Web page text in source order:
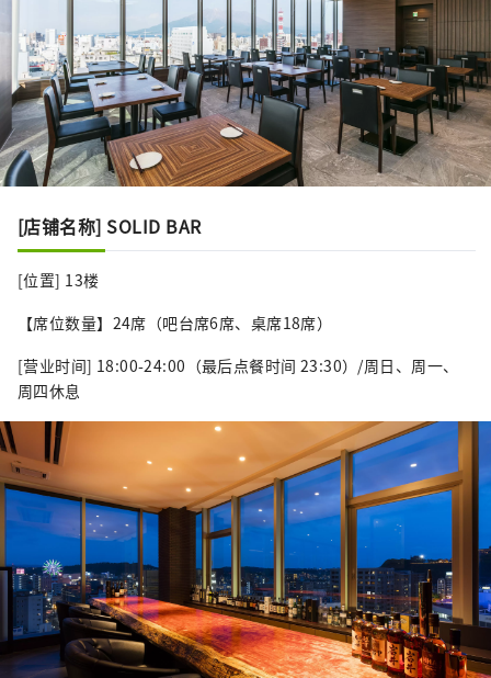
[店铺名称] SOLID BAR
[位置] 13楼
【席位数量】24席（吧台席6席、桌席18席）
[营业时间] 18:00-24:00（最后点餐时间 23:30）/周日、周一、
周四休息